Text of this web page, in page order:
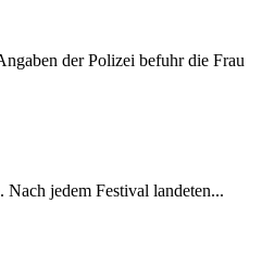
der Polizei befuhr die Frau
jedem Festival landeten...